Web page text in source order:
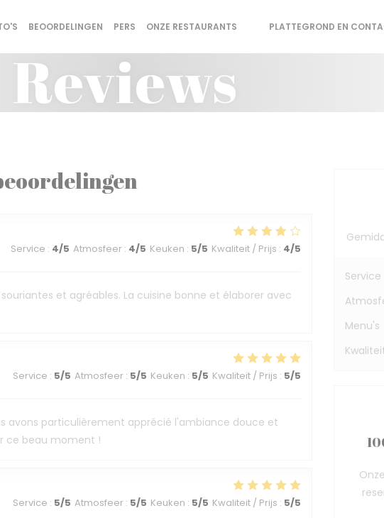
BEOORDELINGEN PERS ONZE RESTAURANTS
((OPENT IN EEN NIEUW
((OPENT IN EEN NIEUW
PLATTEGROND EN
Reviews
Service : 4/5 Atmosfeer: 4/5 Keuken : 5/5 Kwaliteit / Prijs : 4/5
et agréables. La cuisine bonne et élaborer avec
Service : 5/5 Atmosfeer: 5/5 Keuken : 5/5 Kwaliteit / Prijs : 5/5
avons particulièrement apprécié l'ambiance douce et
ce beau moment !
Service : 5/5 Atmosfeer: 5/5 Keuken : 5/5 Kwaliteit / Prijs : 5/5
Service
Menu's